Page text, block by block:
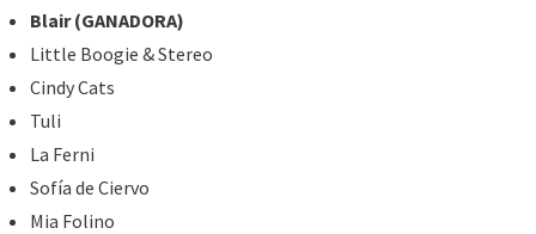
Blair (GANADORA)
Little Boogie & Stereo
Cindy Cats
Tuli
La Ferni
Sofía de Ciervo
Mia Folino